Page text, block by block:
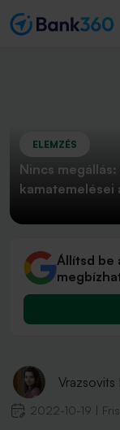
ELEMZÉS
Nincs
kamatemelései
Állítsd be
Vrazsovits
2022-10-19